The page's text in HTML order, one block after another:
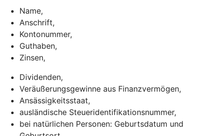
Name,
Anschrift,
Kontonummer,
Guthaben,
Zinsen,
Dividenden,
Veräußerungsgewinne aus Finanzvermögen,
Ansässigkeitsstaat,
ausländische Steueridentifikationsnummer,
bei natürlichen Personen: Geburtsdatum und